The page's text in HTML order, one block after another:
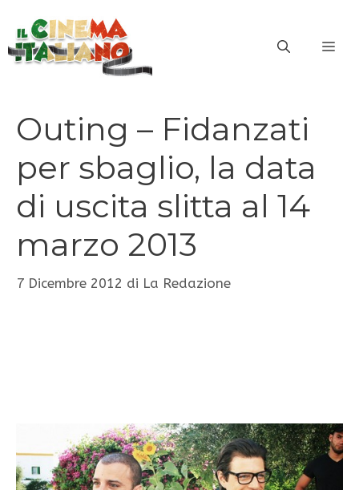
contenuto
Outing – Fidanzati
per sbaglio, la data
di uscita slitta al 14
marzo 2013
7 Dicembre 2012 di La Redazione